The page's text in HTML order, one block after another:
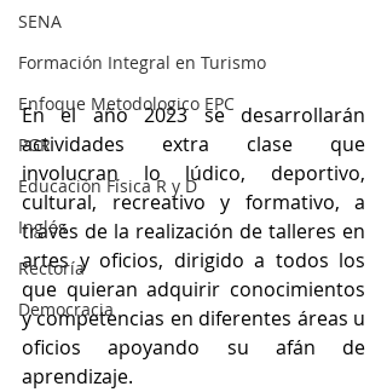
SENA
Formación Integral en Turismo
Enfoque Metodologico EPC
PGR
Educación Física R y D
Inglés
Rectoría
Democracia
En el año 2023 se desarrollarán
actividades extra clase que
involucran lo lúdico, deportivo,
cultural, recreativo y formativo, a
través de la realización de talleres en
artes y oficios, dirigido a todos los
que quieran adquirir conocimientos
y competencias en diferentes áreas u
oficios apoyando su afán de
aprendizaje.